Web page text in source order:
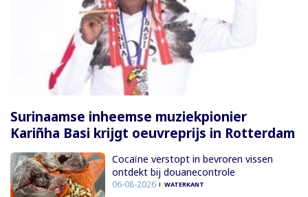
Surinaamse inheemse muziekpionier
Kariñha Basi krijgt oeuvreprijs in Rotterdam
Cocaïne verstopt in bevroren vissen
ontdekt bij douanecontrole
06-08-2026 WATERKANT